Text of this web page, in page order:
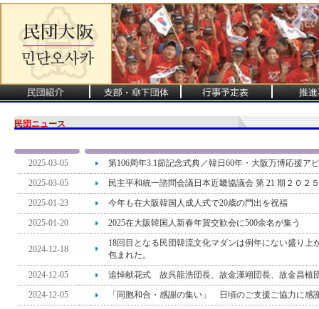
民団ニュース
2025-03-05
第106周年3.1節記念式典／韓日60年・大阪万博応援ア
2025-03-05
民主平和統一諮問会議日本近畿協議会 第 21 期２０２
2025-01-23
今年も在大阪韓国人成人式で20歳の門出を祝福
2025-01-20
2025在大阪韓国人新春年賀交歓会に500余名が集う
2024-12-18
18回目となる民団韓流文化マダンは例年にない盛り上
包まれた。
2024-12-05
追悼献花式 故呉龍浩団長、故金漢翊団長、故金昌植
2024-12-05
「同胞和合・感謝の集い」 日頃のご支援ご協力に感